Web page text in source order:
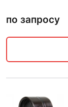
по запросу